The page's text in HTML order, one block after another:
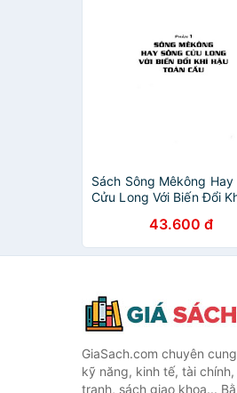
Sách Sông Mêkông Hay
Cửu Long Với Biến Đổi
43.600 đ
GiaSach.com chuyên
kỹ năng, kinh tế, tài
tranh, sách giao khoa...